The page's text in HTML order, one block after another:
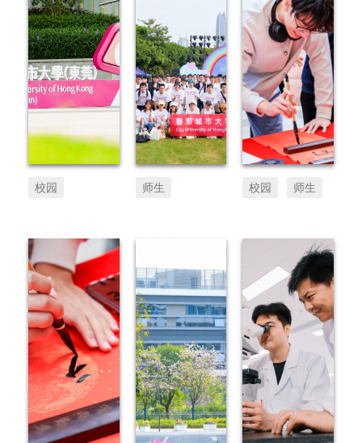
校园 师生 校园 师生